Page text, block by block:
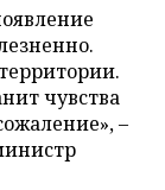
чувства
–